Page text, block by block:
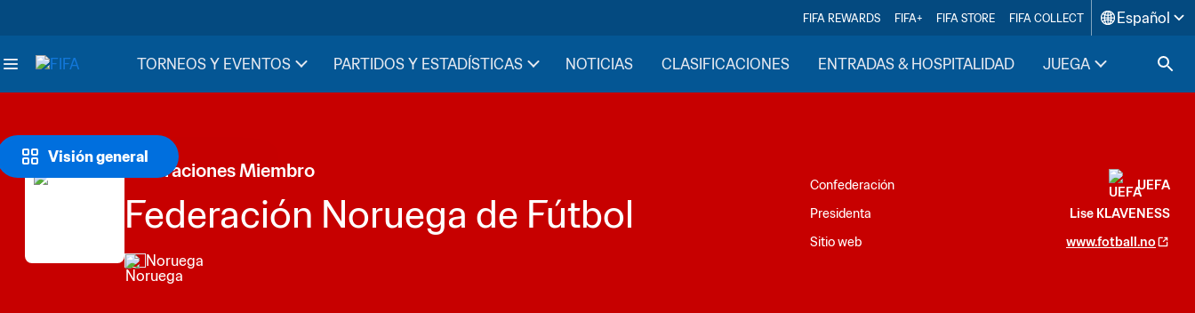
FIFA REWARDS FIFA+ FIFA STORE FIFA COLLECT Español
TORNEOS Y EVENTOS PARTIDOS Y ESTADÍSTICAS NOTICIAS CLASIFICACIONES ENTRADAS & HOSPITALIDAD JUEGA INSIDE
Visión general
Federaciones Miembro
Federación Noruega de Fútbol
Noruega
Confederación
UEFA
Presidenta
Lise KLAVENESS
Sitio web
www.fotball.no